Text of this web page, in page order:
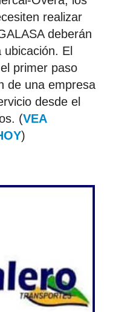
realizar
deberán
El
primer paso
de una empresa
desde el
(VEA
)